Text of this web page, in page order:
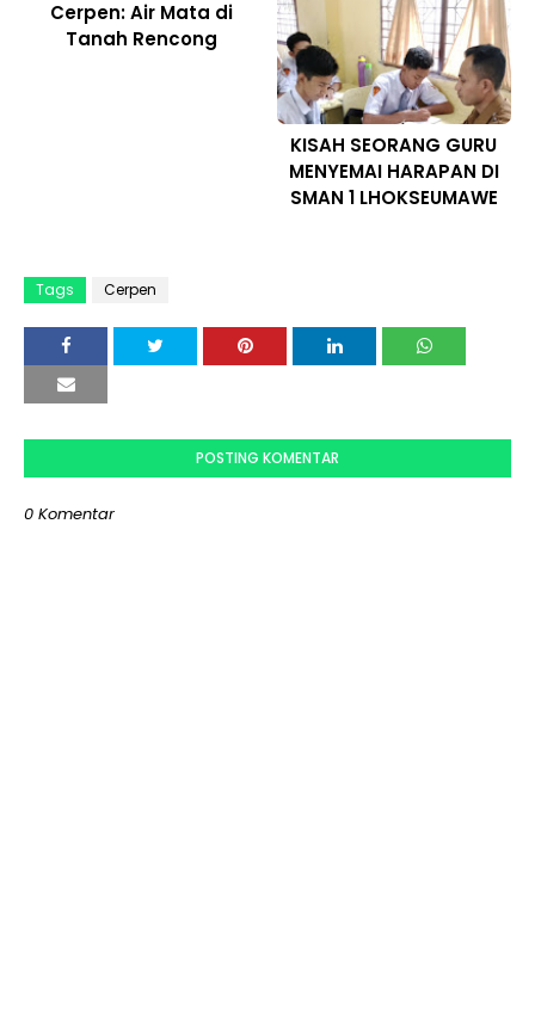
Cerpen: Air Mata di
Tanah Rencong
KISAH SEORANG GURU
MENYEMAI HARAPAN DI
SMAN 1 LHOKSEUMAWE
Tags Cerpen
POSTING KOMENTAR
0 Komentar